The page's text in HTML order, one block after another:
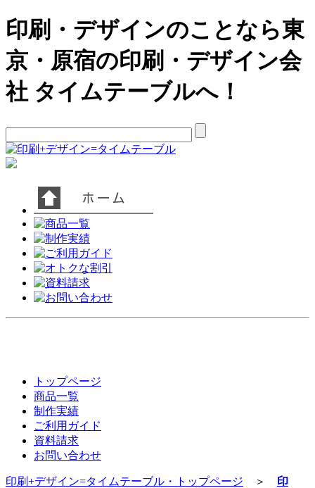
印刷・デザインのことなら東
京・原宿の印刷・デザイン会
社 タイムテーブルへ！
トップページ
商品一覧
制作実績
ご利用ガイド
資料請求
お問い合わせ
印刷+デザイン=タイムテーブル・トップページ ＞ 印